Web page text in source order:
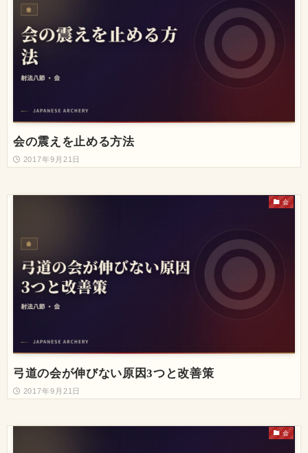
会の震えを止める方法
2017年9月21日
会
弓道の会が伸びない原因3つと改善策
2017年9月21日
会